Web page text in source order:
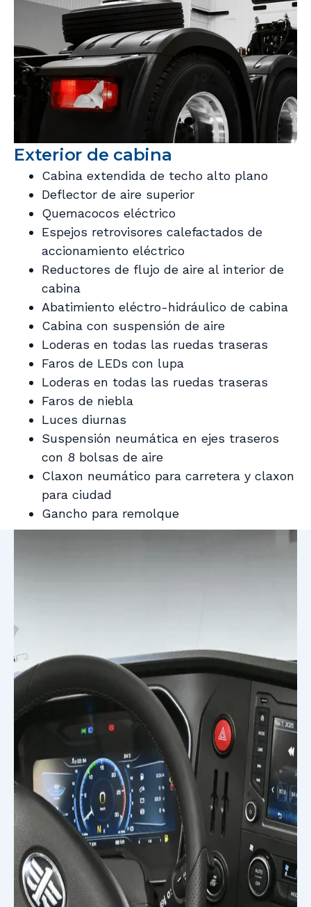
Exterior de cabina
Cabina extendida de techo alto plano
Deflector de aire superior
Quemacocos eléctrico
Espejos retrovisores calefactados de
accionamiento eléctrico
Reductores de flujo de aire al interior de
cabina
Abatimiento eléctro-hidráulico de cabina
Cabina con suspensión de aire
Loderas en todas las ruedas traseras
Faros de LEDs con lupa
Loderas en todas las ruedas traseras
Faros de niebla
Luces diurnas
Suspensión neumática en ejes traseros
con 8 bolsas de aire
Claxon neumático para carretera y claxon
para ciudad
Gancho para remolque